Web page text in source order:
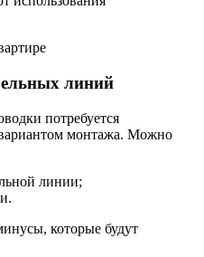
линий
потребуется
монтажа. Можно
линии;
которые будут